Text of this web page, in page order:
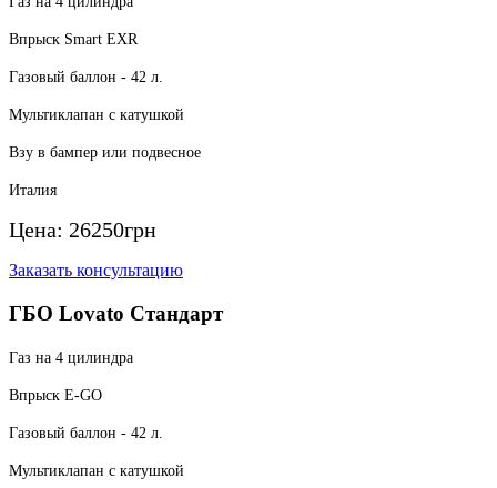
Впрыск Smart EXR
Газовый баллон - 42 л.
Мультиклапан с катушкой
Взу в бампер или подвесное
Италия
Цена: 26250грн
Заказать консультацию
ГБО Lovato Стандарт
Газ на 4 цилиндра
Впрыск E-GO
Газовый баллон - 42 л.
Мультиклапан с катушкой